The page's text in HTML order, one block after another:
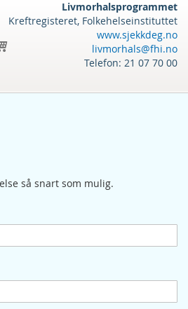
Livmorhalsprogrammet
Kreftregisteret, Folkehelseinstituttet
www.sjekkdeg.no
livmorhals@fhi.no
Telefon: 21 07 70 00
så snart som mulig.